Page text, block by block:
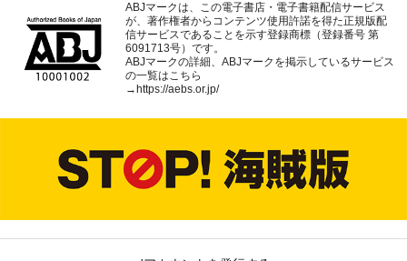
ABJマークは、この電子書店・電子書籍配信サービス
が、著作権者からコンテンツ使用許諾を得た正規版配
信サービスであることを示す登録商標（登録番号 第
6091713号）です。
ABJマークの詳細、ABJマークを掲示しているサービス
の一覧はこちら
→ https://aebs.or.jp/